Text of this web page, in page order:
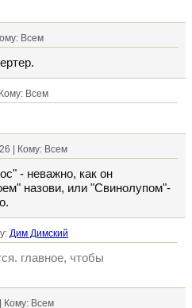
Всем
Всем
| Кому: Всем
- неважно, как он
назови, или "Свинолупом"-
Дим Димский
главное, чтобы
Кому: Всем